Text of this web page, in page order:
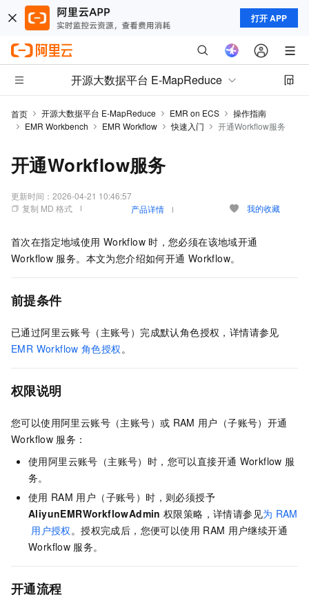
打开 APP
开源大数据平台 E-MapReduce
首页 开源大数据平台 E-MapReduce EMR on ECS
操作指南
EMR Workbench
EMR Workflow 快速入门 开通Workflow服务
开通Workflow服务
更新时间： 2026-04-21 10:46:57
复制 MD 格式
产品详情 我的收藏
首次在指定地域使用 Workflow 时，您必须在该地域开通
Workflow 服务。本文为您介绍如何开通 Workflow。
前提条件
已通过阿里云账号（主账号）完成默认角色授权，详情请参见
EMR Workflow 角色授权。
权限说明
您可以使用阿里云账号（主账号）或 RAM 用户（子账号）开通
Workflow 服务：
使用阿里云账号（主账号）时，您可以直接开通 Workflow 服
务。
使用 RAM 用户（子账号）时，则必须授予
AliyunEMRWorkflowAdmin 权限策略，详情请参见为 RAM
用户授权。授权完成后，您便可以使用 RAM 用户继续开通
Workflow 服务。
开通流程